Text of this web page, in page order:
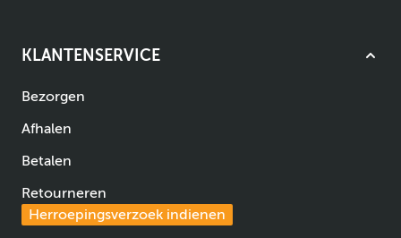
KLANTENSERVICE
Bezorgen
Afhalen
Betalen
Retourneren
Herroepingsverzoek indienen